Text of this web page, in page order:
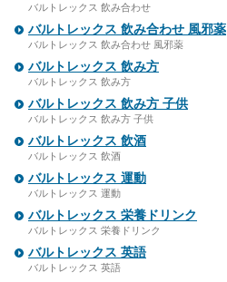
バルトレックス 飲み合わせ
バルトレックス 飲み合わせ 風邪薬
バルトレックス 飲み合わせ 風邪薬
バルトレックス 飲み方
バルトレックス 飲み方
バルトレックス 飲み方 子供
バルトレックス 飲み方 子供
バルトレックス 飲酒
バルトレックス 飲酒
バルトレックス 運動
バルトレックス 運動
バルトレックス 栄養ドリンク
バルトレックス 栄養ドリンク
バルトレックス 英語
バルトレックス 英語